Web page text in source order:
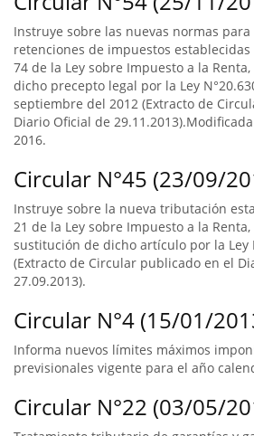
Instruye sobre las nuevas normas
retenciones de impuestos
74 de la Ley sobre Impuesto a la
dicho precepto legal por la Ley
septiembre del 2012 (Extracto de
Diario Oficial de
2016.
Circular N°45 (23/09/
Instruye sobre la nueva tributación
21 de la Ley sobre Impuesto a la
sustitución de dicho artículo por la Ley
(Extracto de Circular publicado en el
27.09.2013).
Circular N°4 (15/01/
Informa nuevos límites máximos
previsionales vigente para el año
Circular N°22 (03/05/